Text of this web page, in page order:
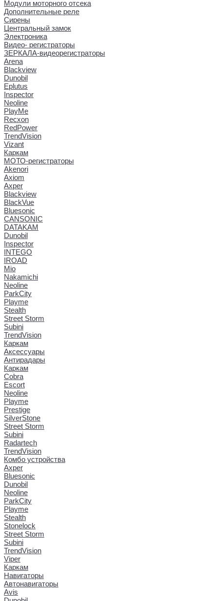
Модули моторного отсека
Дополнительные реле
Сирены
Центральный замок
Электроника
Видео- регистраторы
ЗЕРКАЛА-видеорегистраторы
Arena
Blackview
Dunobil
Eplutus
Inspector
Neoline
PlayMe
Recxon
RedPower
TrendVision
Vizant
Каркам
МОТО-регистраторы
Akenori
Axiom
Axper
Blackview
BlackVue
Bluesonic
CANSONIC
DATAKAM
Dunobil
Inspector
INTEGO
IROAD
Mio
Nakamichi
Neoline
ParkCity
Playme
Stealth
Street Storm
Subini
TrendVision
Каркам
Аксессуары
Антирадары
Каркам
Cobra
Escort
Neoline
Playme
Prestige
SilverStone
Street Storm
Subini
Radartech
TrendVision
Комбо устройства
Axper
Bluesonic
Dunobil
Neoline
ParkCity
Playme
Stealth
Stonelock
Street Storm
Subini
TrendVision
Viper
Каркам
Навигаторы
Автонавигаторы
Avis